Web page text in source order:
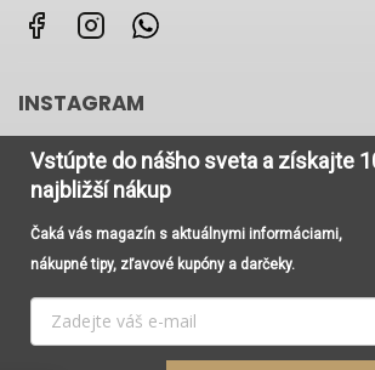
Používame cookies, aby sme Vám
prehliadanie webu a vďaka analýze
neustále zlepšovali jeho funkcie, výkon a
informácií nájdete v odkaze
ochrany osobných
FacebookInstagram
INSTAGRAM
Vytvoril Shoptet
Vstúpte do nášho sveta a získajte
najbližší nákup
Čaká vás magazín s aktuálnymi informáciami,
nákupné tipy, zľavové kupóny a darčeky.